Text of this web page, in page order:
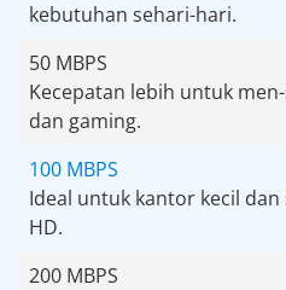
kebutuhan sehari-hari.
50 MBPS
Kecepatan lebih untuk
dan gaming.
100 MBPS
Ideal untuk kantor kecil
HD.
200 MBPS